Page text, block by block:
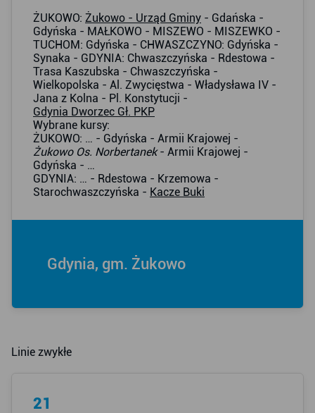
ŻUKOWO: Żukowo - Urząd Gminy - Gdańska -
Gdyńska - MAŁKOWO - MISZEWO - MISZEWKO -
TUCHOM: Gdyńska - CHWASZCZYNO: Gdyńska -
Synaka - GDYNIA: Chwaszczyńska - Rdestowa -
Trasa Kaszubska - Chwaszczyńska -
Wielkopolska - Al. Zwycięstwa - Władysława IV -
Jana z Kolna - Pl. Konstytucji -
Gdynia Dworzec Gł. PKP
Wybrane kursy:
ŻUKOWO: … - Gdyńska - Armii Krajowej -
Żukowo Os. Norbertanek- Armii Krajowej -
Gdyńska - …
GDYNIA: … - Rdestowa - Krzemowa -
Starochwaszczyńska - Kacze Buki
Gdynia, gm. Żukowo
Linie zwykłe
21